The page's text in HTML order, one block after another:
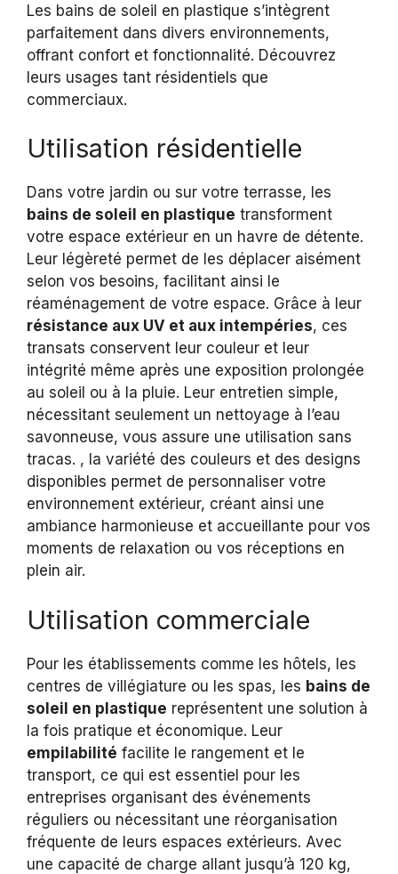
Les bains de soleil en plastique s’intègrent
parfaitement dans divers environnements,
offrant confort et fonctionnalité. Découvrez
leurs usages tant résidentiels que
commerciaux.
Utilisation résidentielle
Dans votre jardin ou sur votre terrasse, les
bains de soleil en plastique transforment
votre espace extérieur en un havre de détente.
Leur légèreté permet de les déplacer aisément
selon vos besoins, facilitant ainsi le
réaménagement de votre espace. Grâce à leur
résistance aux UV et aux intempéries, ces
transats conservent leur couleur et leur
intégrité même après une exposition prolongée
au soleil ou à la pluie. Leur entretien simple,
nécessitant seulement un nettoyage à l’eau
savonneuse, vous assure une utilisation sans
tracas. , la variété des couleurs et des designs
disponibles permet de personnaliser votre
environnement extérieur, créant ainsi une
ambiance harmonieuse et accueillante pour vos
moments de relaxation ou vos réceptions en
plein air.
Utilisation commerciale
Pour les établissements comme les hôtels, les
centres de villégiature ou les spas, les bains de
soleil en plastique représentent une solution à
la fois pratique et économique. Leur
empilabilité facilite le rangement et le
transport, ce qui est essentiel pour les
entreprises organisant des événements
réguliers ou nécessitant une réorganisation
fréquente de leurs espaces extérieurs. Avec
une capacité de charge allant jusqu’à 120 kg,